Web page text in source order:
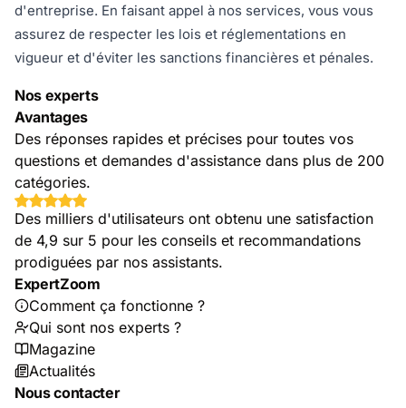
d'entreprise. En faisant appel à nos services, vous vous
assurez de respecter les lois et réglementations en
vigueur et d'éviter les sanctions financières et pénales.
Nos experts
Avantages
Des réponses rapides et précises pour toutes vos
questions et demandes d'assistance dans plus de 200
catégories.
Des milliers d'utilisateurs ont obtenu une satisfaction
de 4,9 sur 5 pour les conseils et recommandations
prodiguées par nos assistants.
ExpertZoom
Comment ça fonctionne ?
Qui sont nos experts ?
Magazine
Actualités
Nous contacter